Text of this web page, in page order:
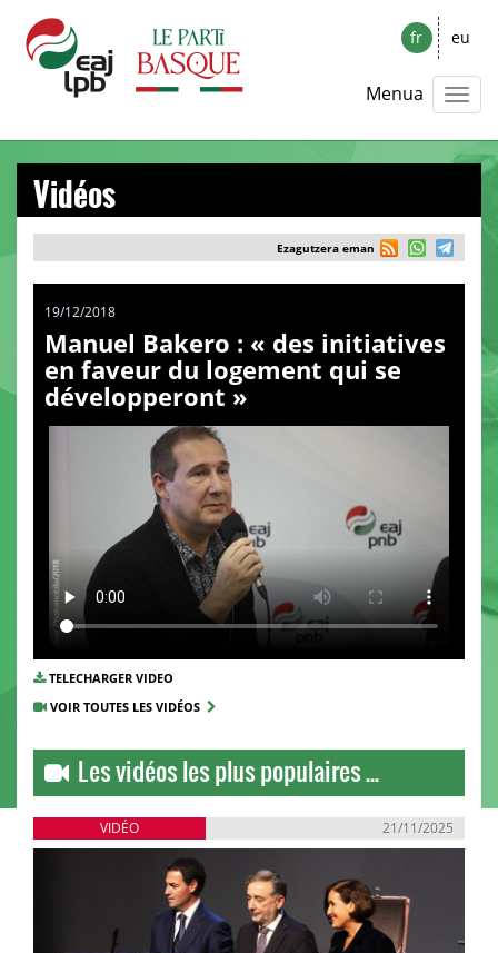
fr eu
Menua
Vidéos
Ezagutzera eman
19/12/2018
Manuel Bakero : « des initiatives
en faveur du logement qui se
développeront »
TELECHARGER VIDEO
VOIR TOUTES LES VIDÉOS
Les vidéos les plus populaires ...
VIDÉO 21/11/2025